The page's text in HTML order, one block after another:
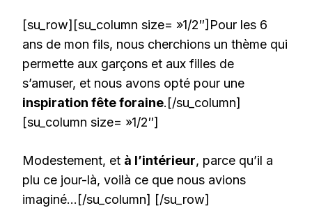
[su_row][su_column size= »1/2″]Pour les 6
ans de mon fils, nous cherchions un thème qui
permette aux garçons et aux filles de
s’amuser, et nous avons opté pour une
inspiration fête foraine.[/su_column]
[su_column size= »1/2″]
Modestement, et à l’intérieur, parce qu’il a
plu ce jour-là, voilà ce que nous avions
imaginé…[/su_column] [/su_row]